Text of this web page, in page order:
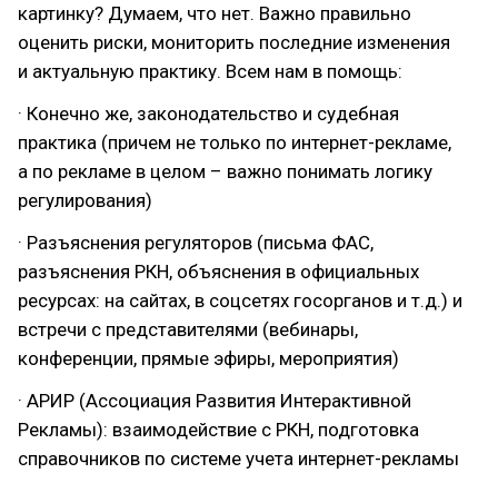
картинку? Думаем, что нет. Важно правильно
оценить риски, мониторить последние изменения
и актуальную практику. Всем нам в помощь:
· Конечно же, законодательство и судебная
практика (причем не только по интернет-рекламе,
а по рекламе в целом – важно понимать логику
регулирования)
· Разъяснения регуляторов (письма ФАС,
разъяснения РКН, объяснения в официальных
ресурсах: на сайтах, в соцсетях госорганов и т.д.) и
встречи с представителями (вебинары,
конференции, прямые эфиры, мероприятия)
· АРИР (Ассоциация Развития Интерактивной
Рекламы): взаимодействие с РКН, подготовка
справочников по системе учета интернет-рекламы